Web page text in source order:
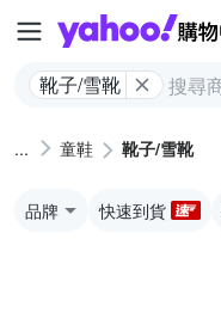
靴子/雪靴
童鞋 靴子/雪靴
品牌 快速到貨